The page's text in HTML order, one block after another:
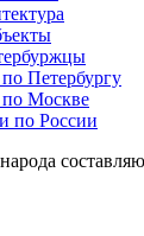
Петербургу
по Москве
по России